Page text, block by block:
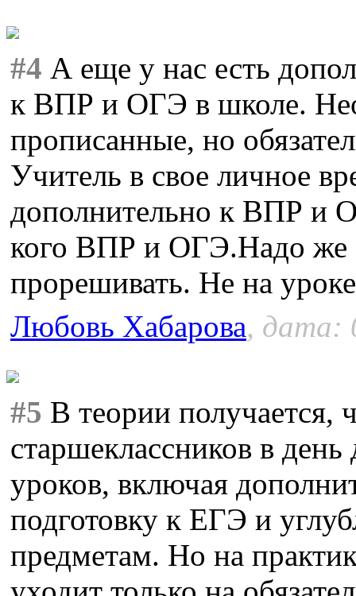
#4 А еще у нас есть
к ВПР и ОГЭ в школе.
прописанные, но
Учитель в свое личное
дополнительно к ВПР и
кого ВПР и ОГЭ.Надо же
прорешивать. Не на
Любовь Хабарова, дата:
#5 В теории получается,
старшеклассников в
уроков, включая
подготовку к ЕГЭ и
предметам. Но на